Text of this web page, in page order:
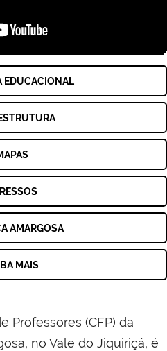
EDUCACIONAL
AMARGOSA
MAIS
Professores (CFP) da
no Vale do Jiquiriçá, é